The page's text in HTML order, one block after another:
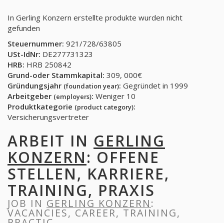
In Gerling Konzern erstellte produkte wurden nicht
gefunden
Steuernummer: 921/728/63805
USt-IdNr: DE277731323
HRB: HRB 250842
Grund-oder Stammkapital: 309, 000€
Gründungsjahr (foundation year): Gegründet in 1999
Arbeitgeber (employers): Weniger 10
Produktkategorie (product category):
Versicherungsvertreter
ARBEIT IN GERLING
KONZERN: OFFENE
STELLEN, KARRIERE,
TRAINING, PRAXIS
JOB IN GERLING KONZERN:
VACANCIES, CAREER, TRAINING,